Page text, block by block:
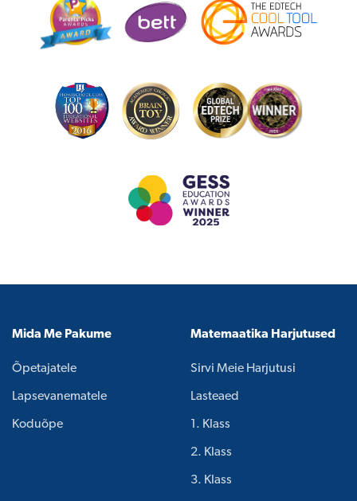
Mida Me Pakume
Õpetajatele
Lapsevanematele
Koduõpe
Matemaatika Harjutused
Sirvi Meie Harjutusi
Lasteaed
1. Klass
2. Klass
3. Klass